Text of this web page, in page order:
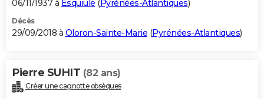
06/11/1937 à Esquiule ( Pyrénées-Atlantiques)
Décès
29/09/2018 à Oloron-Sainte-Marie (Pyrénées-Atlantiques)
Pierre SUHIT (82 ans)
Créer une cagnotte obsèques